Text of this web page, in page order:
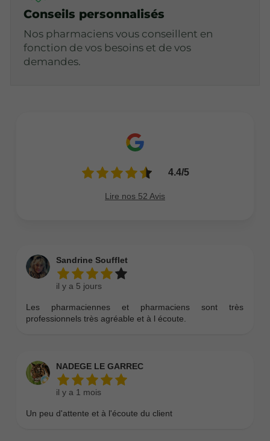
Conseils personnalisés
Nos pharmaciens vous conseillent en
fonction de vos besoins et de vos
demandes.